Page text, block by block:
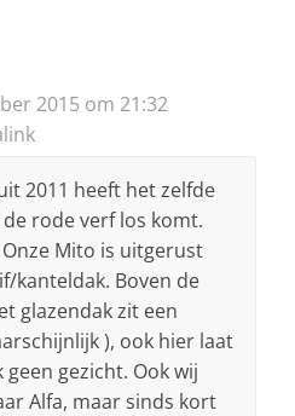
2015 om 21:32
2011 heeft het zelfde
rode verf los komt.
Mito is uitgerust
kanteldak. Boven de
glazendak zit een
), ook hier laat
gezicht. Ook wij
Alfa, maar sinds kort